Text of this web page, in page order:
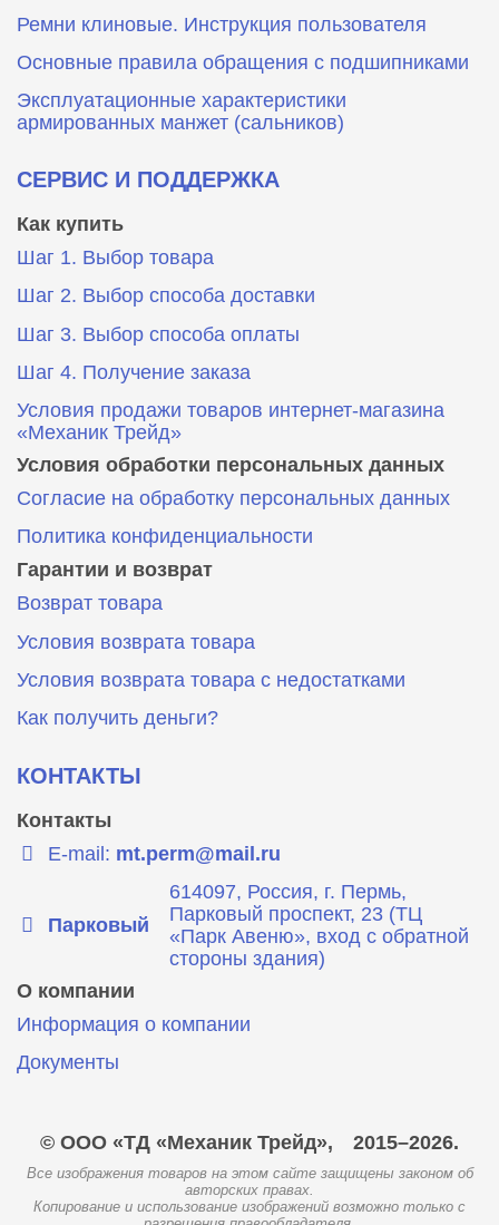
Ремни клиновые. Инструкция пользователя
Основные правила обращения с подшипниками
Эксплуатационные характеристики
армированных манжет (сальников)
СЕРВИС И ПОДДЕРЖКА
Как купить
Шаг 1. Выбор товара
Шаг 2. Выбор способа доставки
Шаг 3. Выбор способа оплаты
Шаг 4. Получение заказа
Условия продажи товаров интернет-магазина
«Механик Трейд»
Условия обработки персональных данных
Согласие на обработку персональных данных
Политика конфиденциальности
Гарантии и возврат
Возврат товара
Условия возврата товара
Условия возврата товара с недостатками
Как получить деньги?
КОНТАКТЫ
Контакты
E-mail: mt.perm@mail.ru
Парковый
614097, Россия, г. Пермь,
Парковый проспект, 23 (ТЦ
«Парк Авеню», вход с обратной
стороны здания)
О компании
Информация о компании
Документы
© ООО «ТД «Механик Трейд», 2015–2026.
Все изображения товаров на этом сайте защищены законом об
авторских правах.
Копирование и использование изображений возможно только с